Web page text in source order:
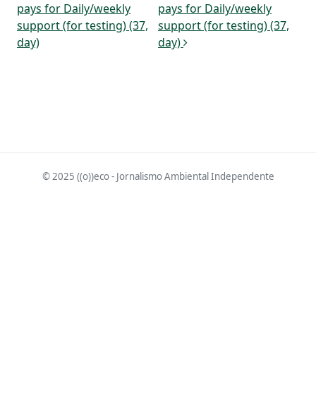
pays for Daily/weekly
support (for testing) (37,
day)
pays for Daily/weekly
support (for testing) (37,
day)
© 2025 ((o))eco - Jornalismo Ambiental Independente